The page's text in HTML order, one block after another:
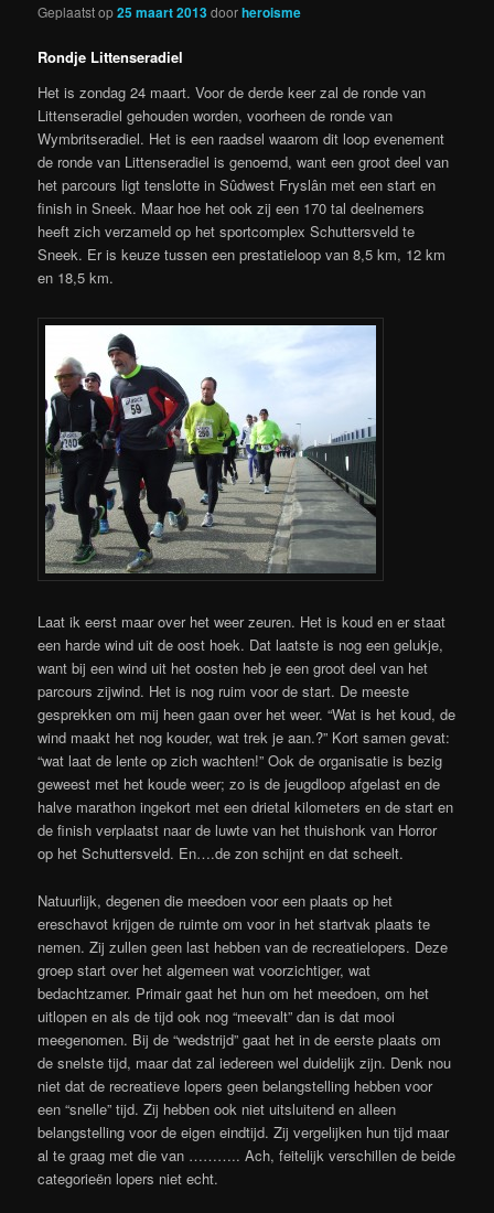
Geplaatst op25 maart 2013doorheroisme
Rondje Littenseradiel
Het is zondag 24 maart. Voor de derde keer zal de ronde van
Littenseradiel gehouden worden, voorheen de ronde van
Wymbritseradiel. Het is een raadsel waarom dit loop evenement
de ronde van Littenseradiel is genoemd, want een groot deel van
het parcours ligt tenslotte in Sûdwest Fryslân met een start en
finish in Sneek. Maar hoe het ook zij een 170 tal deelnemers
heeft zich verzameld op het sportcomplex Schuttersveld te
Sneek. Er is keuze tussen een prestatieloop van 8,5 km, 12 km
en 18,5 km.
Laat ik eerst maar over het weer zeuren. Het is koud en er staat
een harde wind uit de oost hoek. Dat laatste is nog een gelukje,
want bij een wind uit het oosten heb je een groot deel van het
parcours zijwind. Het is nog ruim voor de start. De meeste
gesprekken om mij heen gaan over het weer. “Wat is het koud, de
wind maakt het nog kouder, wat trek je aan.?” Kort samen gevat:
“wat laat de lente op zich wachten!” Ook de organisatie is bezig
geweest met het koude weer; zo is de jeugdloop afgelast en de
halve marathon ingekort met een drietal kilometers en de start en
de finish verplaatst naar de luwte van het thuishonk van Horror
op het Schuttersveld. En….de zon schijnt en dat scheelt.
Natuurlijk, degenen die meedoen voor een plaats op het
ereschavot krijgen de ruimte om voor in het startvak plaats te
nemen. Zij zullen geen last hebben van de recreatielopers. Deze
groep start over het algemeen wat voorzichtiger, wat
bedachtzamer. Primair gaat het hun om het meedoen, om het
uitlopen en als de tijd ook nog “meevalt” dan is dat mooi
meegenomen. Bij de “wedstrijd” gaat het in de eerste plaats om
de snelste tijd, maar dat zal iedereen wel duidelijk zijn. Denk nou
niet dat de recreatieve lopers geen belangstelling hebben voor
een “snelle” tijd. Zij hebben ook niet uitsluitend en alleen
belangstelling voor de eigen eindtijd. Zij vergelijken hun tijd maar
al te graag met die van ……….. Ach, feitelijk verschillen de beide
categorieën lopers niet echt.